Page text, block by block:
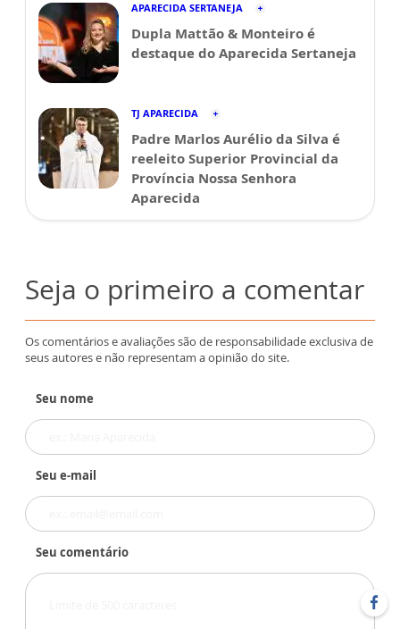
APARECIDA SERTANEJA
Dupla Mattão & Monteiro é
destaque do Aparecida Sertaneja
TJ APARECIDA
Padre Marlos Aurélio da Silva é
reeleito Superior Provincial da
Província Nossa Senhora
Aparecida
Seja o primeiro a comentar
Os comentários e avaliações são de responsabilidade exclusiva de
seus autores e não representam a opinião do site.
Seu nome
Seu e-mail
Seu comentário